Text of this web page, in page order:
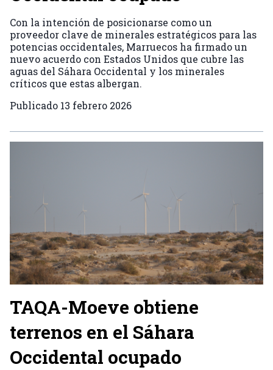
Con la intención de posicionarse como un
proveedor clave de minerales estratégicos para las
potencias occidentales, Marruecos ha firmado un
nuevo acuerdo con Estados Unidos que cubre las
aguas del Sáhara Occidental y los minerales
críticos que estas albergan.
Publicado 13 febrero 2026
TAQA-Moeve obtiene
terrenos en el Sáhara
Occidental ocupado